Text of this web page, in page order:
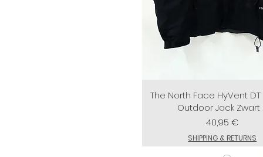
The North Face HyVent
Outdoor Jack Zwart
Preis
40,95 €
SHIPPING & RETURNS